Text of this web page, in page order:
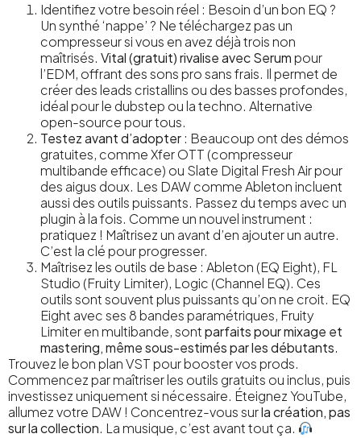
Identifiez votre besoin réel : Besoin d’un bon EQ ?
Un synthé ‘nappe’ ? Ne téléchargez pas un
compresseur si vous en avez déjà trois non
maîtrisés. Vital (gratuit) rivalise avec Serumpour
l’EDM, offrant des sons pro sans frais. Il permet de
créer des leads cristallins ou des basses profondes,
idéal pour le dubstep ou la techno. Alternative
open-source pour tous.
Testez avant d’adopter: Beaucoup ont des démos
gratuites, comme Xfer OTT (compresseur
multibande efficace) ou Slate Digital Fresh Air pour
des aigus doux. Les DAW comme Ableton incluent
aussi des outils puissants. Passez du temps avec un
plugin à la fois. Comme un nouvel instrument :
pratiquez ! Maîtrisez un avant d’en ajouter un autre.
C’est la clé pour progresser.
Maîtrisez les outils de base : Ableton (EQ Eight), FL
Studio (Fruity Limiter), Logic (Channel EQ). Ces
outils sont souvent plus puissants qu’on ne croit. EQ
Eight avec ses 8 bandes paramétriques, Fruity
Limiter en multibande, sontparfaits pour mixage et
mastering, même sous-estimés par les débutants.
Trouvez le bon plan VST pour booster vos prods.
Commencez par maîtriser les outils gratuits ou inclus, puis
investissez uniquement si nécessaire. Éteignez YouTube,
allumez votre DAW ! Concentrez-vous surla création, pas
sur la collection. La musique, c’est avant tout ça.